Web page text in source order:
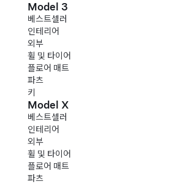
Model 3
베스트셀러
인테리어
외부
휠 및 타이어
플로어 매트
파츠
키
Model X
베스트셀러
인테리어
외부
휠 및 타이어
플로어 매트
파츠